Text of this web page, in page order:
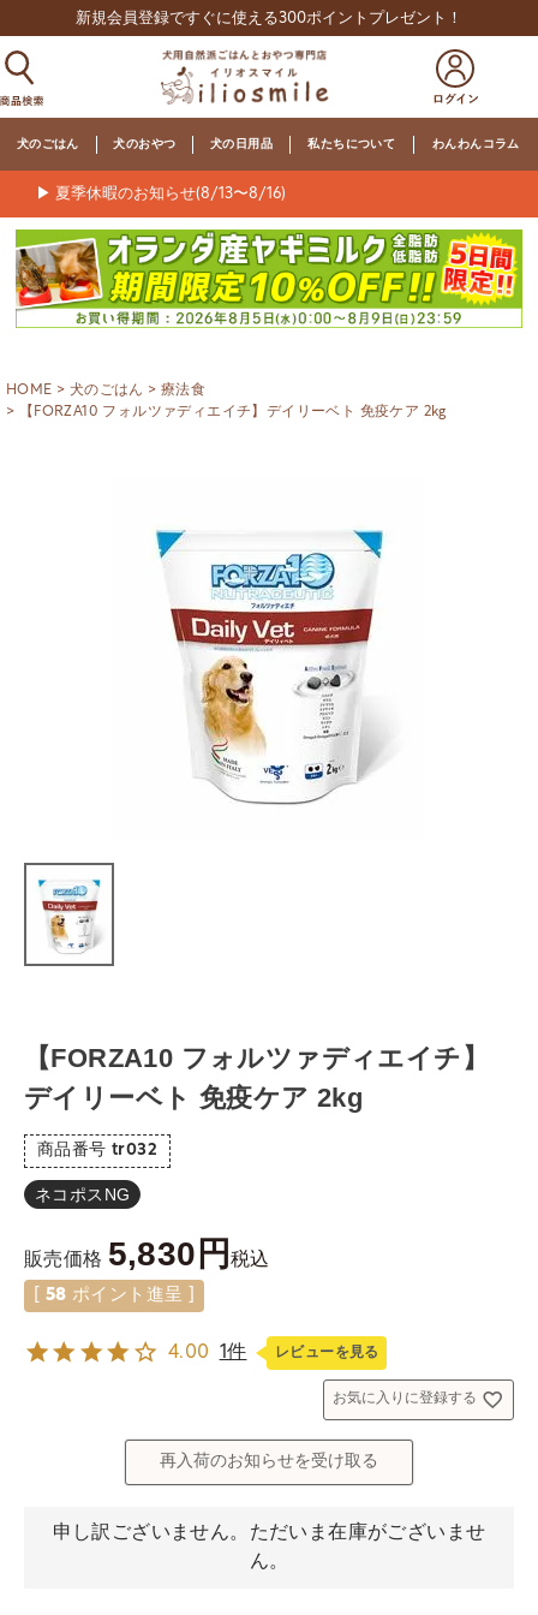
新規会員登録ですぐに使える300ポイントプレゼント！
犬のごはん 犬のおやつ 犬の日用品 私たちについて わんわんコラム
▶ 夏季休暇のお知らせ(8/13〜8/16)
HOME 犬のごはん
療法食
【FORZA10 フォルツァディエイチ】デイリーベト 免疫ケア 2kg
【FORZA10 フォルツァディエイチ】
デイリーベト 免疫ケア 2kg
商品番号 tr032
ネコポスNG
販売価格 5,830 税込
58 ポイント進呈 ]
4.00 1件 レビューを見る
お気に入りに登録する
再入荷のお知らせを受け取る
申し訳ございません。ただいま在庫がございませ
ん。